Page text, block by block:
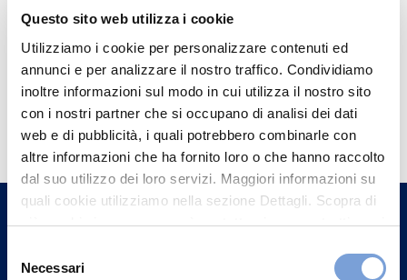
Questo sito web utilizza i cookie
Utilizziamo i cookie per personalizzare contenuti ed
annunci e per analizzare il nostro traffico. Condividiamo
inoltre informazioni sul modo in cui utilizza il nostro sito
con i nostri partner che si occupano di analisi dei dati
web e di pubblicità, i quali potrebbero combinarle con
altre informazioni che ha fornito loro o che hanno raccolto
dal suo utilizzo dei loro servizi. Maggiori informazioni su
quali cookie utilizziamo nella sezione Dettagli. Scopra di
più su chi siamo, come può contattarci e come trattiamo i
può trovare nel footer del sito nella sezione "Informativa
delNecessari
Hai bisogno di
informazioni?
Trova l'Agenzia più vicina a te e parla con
un nostro Agente.